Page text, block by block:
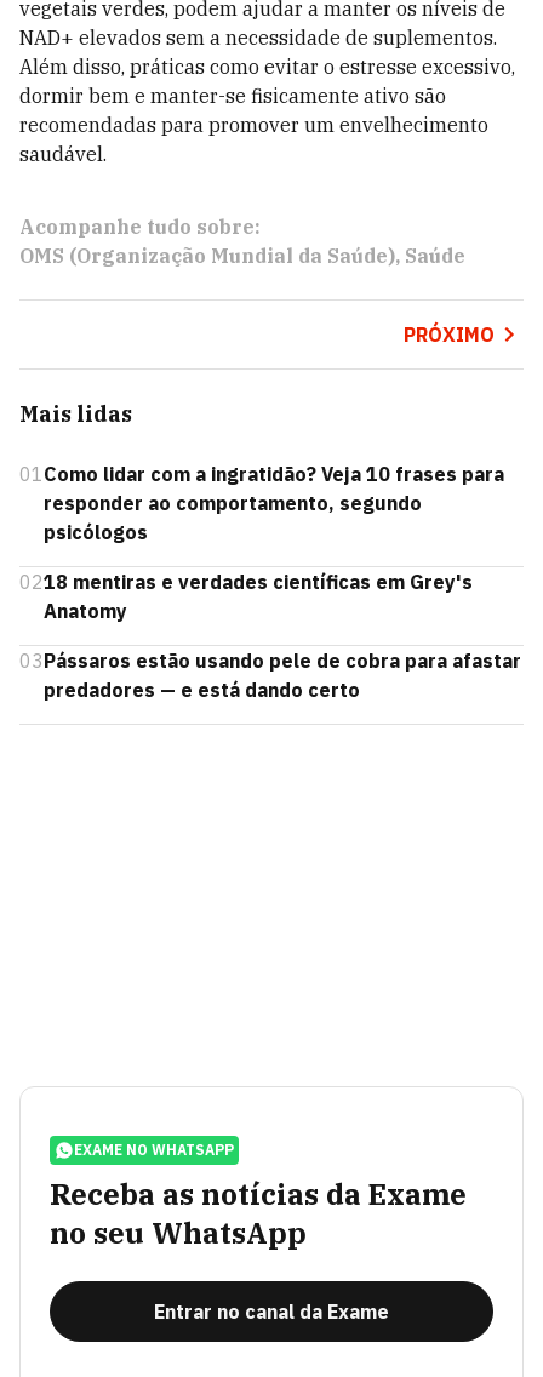
vegetais verdes, podem ajudar a manter os níveis de
NAD+ elevados sem a necessidade de suplementos.
Além disso, práticas como evitar o estresse excessivo,
dormir bem e manter-se fisicamente ativo são
recomendadas para promover um envelhecimento
saudável.
Acompanhe tudo sobre:
OMS (Organização Mundial da Saúde) Saúde
PRÓXIMO
Mais lidas
01Como lidar com a ingratidão? Veja 10 frases para
responder ao comportamento, segundo
psicólogos
0218 mentiras e verdades científicas em Grey's
Anatomy
03Pássaros estão usando pele de cobra para afastar
predadores — e está dando certo
EXAME NO WHATSAPP
Receba as notícias da Exame
no seu WhatsApp
Entrar no canal da Exame